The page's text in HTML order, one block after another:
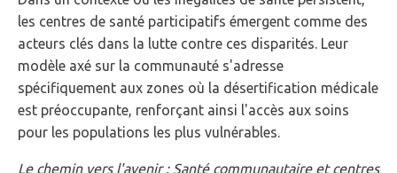
les centres de santé participatifs émergent comme des
acteurs clés dans la lutte contre ces disparités. Leur
modèle axé sur la communauté s'adresse
spécifiquement aux zones où la désertification médicale
est préoccupante, renforçant ainsi l'accès aux soins
pour les populations les plus vulnérables.
Le chemin vers l'avenir : Santé communautaire et centres